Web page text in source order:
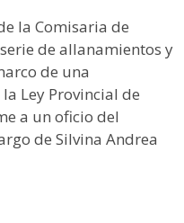
la Comisaria de
de allanamientos y
de una
Ley Provincial de
a un oficio del
de Silvina Andrea